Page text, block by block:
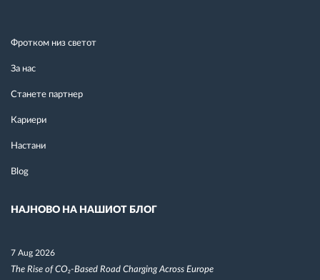
Фротком низ светот
За нас
Станете партнер
Кариери
Настани
Blog
НАЈНОВО НА НАШИОТ БЛОГ
7 Aug 2026
The Rise of CO₂-Based Road Charging Across Europe